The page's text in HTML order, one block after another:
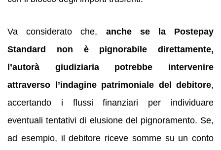
Va considerato che, anche se la Postepay
Standard non è pignorabile direttamente,
l’autorà giudiziaria potrebbe intervenire
attraverso l’indagine patrimoniale del debitore,
accertando i flussi finanziari per individuare
eventuali tentativi di elusione del pignoramento. Se,
ad esempio, il debitore riceve somme su un conto